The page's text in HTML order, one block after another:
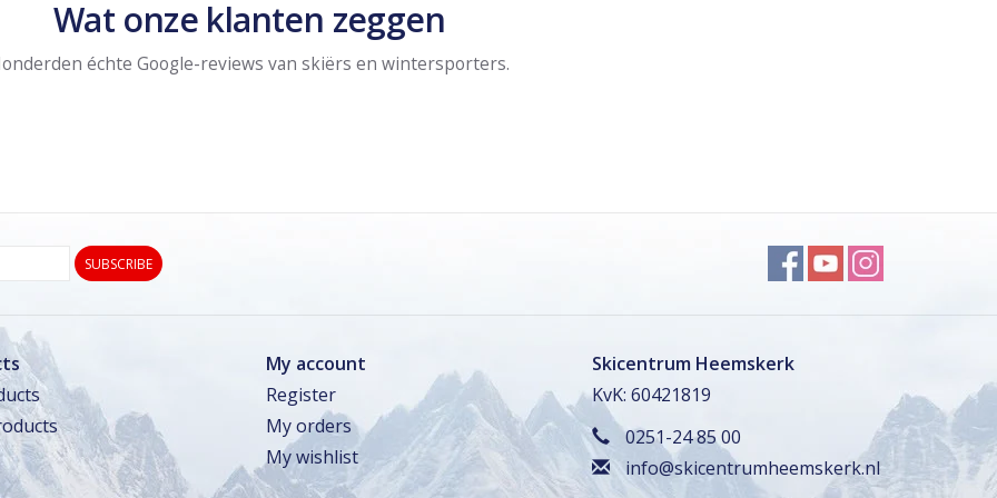
Wat onze klanten zeggen
échte Google-reviews van skiërs en wintersporters.
SUBSCRIBE
My account
Register
My orders
My wishlist
Skicentrum Heemskerk
KvK: 60421819
0251-24 85 00
info@skicentrumheemskerk.nl